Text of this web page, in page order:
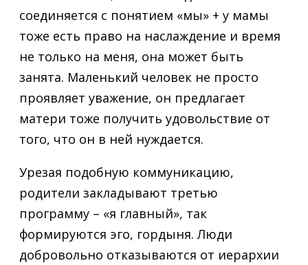
соединяется с понятием «мы» + у мамы
тоже есть право на наслаждение и время
не только на меня, она может быть
занята. Маленький человек не просто
проявляет уважение, он предлагает
матери тоже получить удовольствие от
того, что он в ней нуждается.
Урезая подобную коммуникацию,
родители закладывают третью
программу – «я главный», так
формируются эго, гордыня. Люди
добровольно отказываются от иерархии